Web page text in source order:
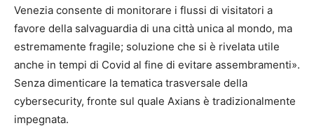
Venezia consente di monitorare i flussi di visitatori a
favore della salvaguardia di una città unica al mondo, ma
estremamente fragile; soluzione che si è rivelata utile
anche in tempi di Covid al fine di evitare assembramenti».
Senza dimenticare la tematica trasversale della
cybersecurity, fronte sul quale Axians è tradizionalmente
impegnata.